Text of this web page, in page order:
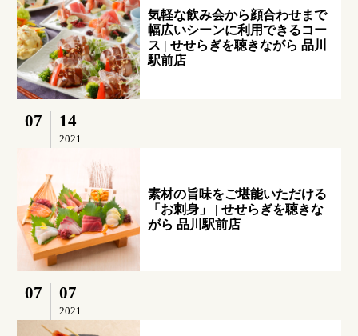
気軽な飲み会から顔合わせまで
幅広いシーンに利用できるコー
ス | せせらぎを聴きながら 品川
駅前店
07 14
2021
素材の旨味をご堪能いただける
「お刺身」 | せせらぎを聴きな
がら 品川駅前店
07 07
2021